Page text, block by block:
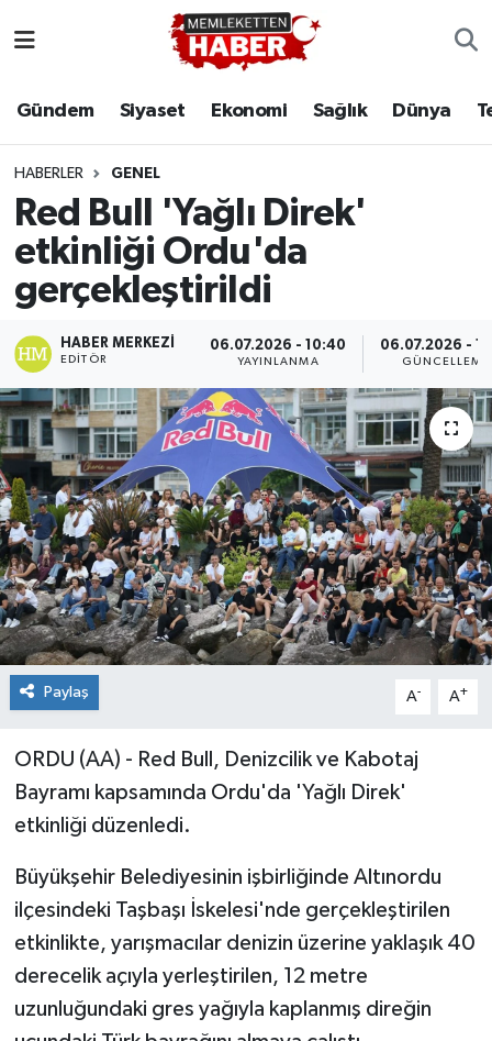
Gündem Siyaset Ekonomi Sağlık Dünya
HABERLER GENEL
Red Bull 'Yağlı Direk'
etkinliği Ordu'da
gerçekleştirildi
HABER MERKEZI
EDITÖR
06.07.2026 - 10:40
YAYINLANMA
06.07.2026 -
GÜNCELLEME
Paylaş A- A+
ORDU (AA) - Red Bull, Denizcilik ve Kabotaj
Bayramı kapsamında Ordu'da 'Yağlı Direk'
etkinliği düzenledi.
Büyükşehir Belediyesinin işbirliğinde Altınordu
ilçesindeki Taşbaşı İskelesi'nde gerçekleştirilen
etkinlikte, yarışmacılar denizin üzerine yaklaşık 40
derecelik açıyla yerleştirilen, 12 metre
uzunluğundaki gres yağıyla kaplanmış direğin